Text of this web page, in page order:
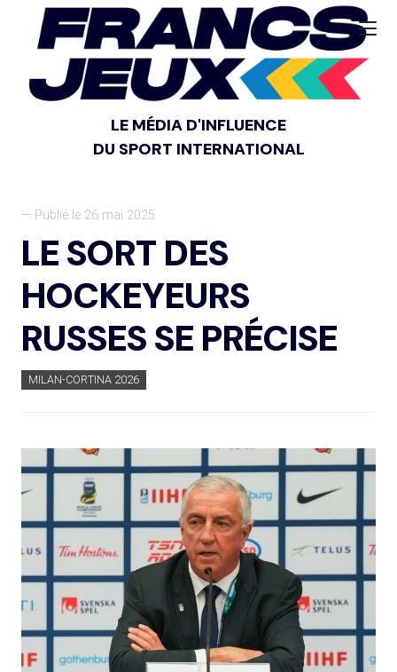
LE MÉDIA D'INFLUENCE
DU SPORT INTERNATIONAL
— Publié le 26 mai 2025
LE SORT DES
HOCKEYEURS
RUSSES SE PRÉCISE
MILAN-CORTINA 2026